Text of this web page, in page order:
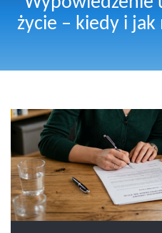
życie – kiedy i jak